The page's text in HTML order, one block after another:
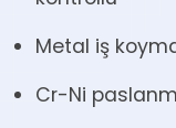
Metal iş
Cr-Ni